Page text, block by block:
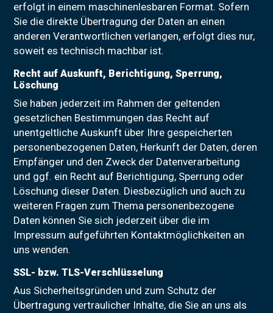
erfolgt in einem maschinenlesbaren Format. Sofern
Sie die direkte Übertragung der Daten an einen
anderen Verantwortlichen verlangen, erfolgt dies nur,
soweit es technisch machbar ist.
Recht auf Auskunft, Berichtigung, Sperrung,
Löschung
Sie haben jederzeit im Rahmen der geltenden
gesetzlichen Bestimmungen das Recht auf
unentgeltliche Auskunft über Ihre gespeicherten
personenbezogenen Daten, Herkunft der Daten, deren
Empfänger und den Zweck der Datenverarbeitung
und ggf. ein Recht auf Berichtigung, Sperrung oder
Löschung dieser Daten. Diesbezüglich und auch zu
weiteren Fragen zum Thema personenbezogene
Daten können Sie sich jederzeit über die im
Impressum aufgeführten Kontaktmöglichkeiten an
uns wenden.
SSL- bzw. TLS-Verschlüsselung
Aus Sicherheitsgründen und zum Schutz der
Übertragung vertraulicher Inhalte, die Sie an uns als